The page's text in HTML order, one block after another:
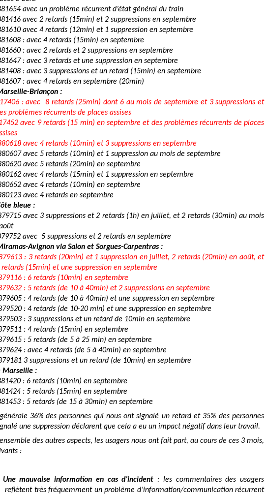
avec un problème récurrent d’état général du train
avec 2 retards (15min) et 2 suppressions en septembre
avec 4 retards (12min) et 1 suppression en septembre
: avec 4 retards (15min) en septembre
: avec 2 retards et 2 suppressions en septembre
: avec 3 retards et une suppression en septembre
: avec 3 suppressions et un retard (15min) en septembre
: avec 4 retards en septembre (20min)
Briançon :
: avec
8 retards (25min) dont 6 au mois de septembre et 3 suppressions et
problèmes récurrents de places assises
avec 9 retards (15 min) en septembre et des problèmes récurrents de places
avec 4 retards (10min) et 3 suppressions en septembre
avec 5 retards (10min) et 1 suppression au mois de septembre
avec 5 retards (20min) en septembre
avec 4 retards (15min) et 1 suppression en septembre
avec 4 retards (10min) en septembre
avec 4 retards en septembre
bleue :
avec 3 suppressions et 2 retards (1h) en juillet, et 2 retards (30min) au mois
avec 5 suppressions et 2 retards en septembre
Avignon via Salon et Sorgues-Carpentras :
: 3 retards (20min) et 1 suppression en juillet, 2 retards (20min) en août, et
retards (15min) et une suppression en septembre
: 6 retards (10min) en septembre
: 5 retards (de 10 à 40min) et 2 suppressions en septembre
: 4 retards (de 10 à 40min) et une suppression en septembre
: 4 retards (de 10-20 min) et une suppression en septembre
: 3 suppressions et un retard de 10min en septembre
: 4 retards (15min) en septembre
: 5 retards (de 5 à 25 min) en septembre
: avec 4 retards (de 5 à 40min) en septembre
3 suppressions et un retard (de 10min) en septembre
Marseille :
: 6 retards (10min) en septembre
: 5 retards (15min) en septembre
: 5 retards (de 15 à 30min) en septembre
36% des personnes qui nous ont signalé un retard et 35% des personnes
une suppression déclarent que cela a eu un impact négatif dans leur travail.
des autres aspects, les usagers nous ont fait part, au cours de ces 3 mois,
:
Une mauvaise information en cas d’incident : les commentaires des usagers
reflètent très fréquemment un problème d’information/communication récurrent